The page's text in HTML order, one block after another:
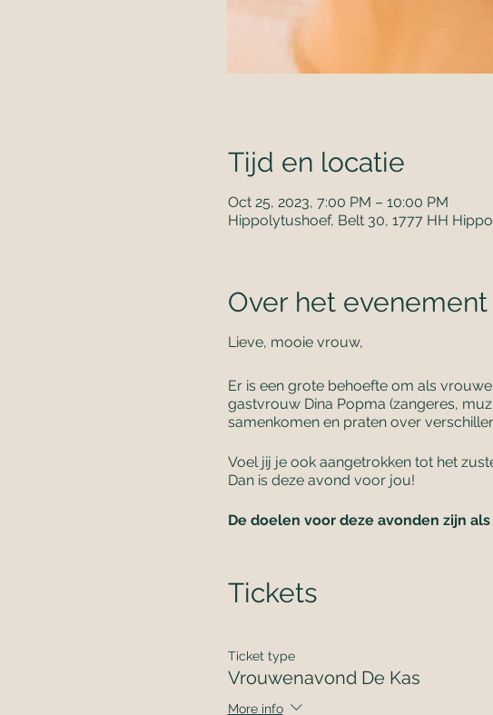
Tijd en locatie
Oct 25, 2023, 7:00 PM – 10:00 PM
Hippolytushoef, Belt 30, 1777 HH
Over het evenement
Lieve, mooie vrouw,
Er is een grote behoefte om als
gastvrouw Dina Popma (zangeres,
samenkomen en praten over
Voel jij je ook aangetrokken tot het
Dan is deze avond voor jou!
De doelen voor deze avonden zijn
- Het uitwisselen van kennis en ervaring.
- Deze avond is veilige plek én sfeer
speelsheid voldoende ruimte.
- Inclusief kruidenthee, chocolade,
Avond programma:
Tickets
Ticket type
Vrouwenavond De Kas
More info